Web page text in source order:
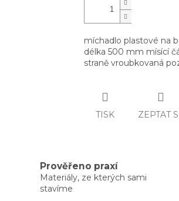
míchadlo plastové na
délka 500 mm mísící
straně vroubkovaná
TISK ZEPTAT
Prověřeno praxí
Materiály, ze kterých sami
stavíme